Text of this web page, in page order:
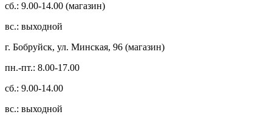
сб.: 9.00-14.00 (магазин)
вс.: выходной
г. Бобруйск, ул. Минская, 96 (магазин)
пн.-пт.: 8.00-17.00
сб.: 9.00-14.00
вс.: выходной